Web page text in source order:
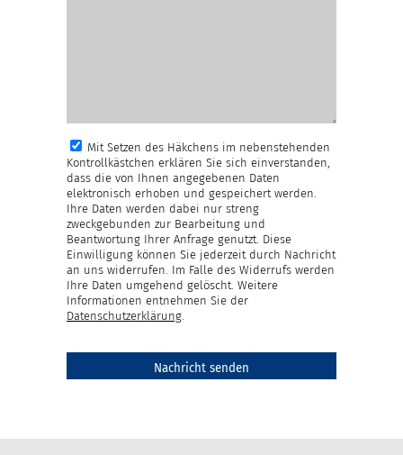
Mit Setzen des Häkchens im nebenstehenden
Kontrollkästchen erklären Sie sich einverstanden,
dass die von Ihnen angegebenen Daten
elektronisch erhoben und gespeichert werden.
Ihre Daten werden dabei nur streng
zweckgebunden zur Bearbeitung und
Beantwortung Ihrer Anfrage genutzt. Diese
Einwilligung können Sie jederzeit durch Nachricht
an uns widerrufen. Im Falle des Widerrufs werden
Ihre Daten umgehend gelöscht. Weitere
Informationen entnehmen Sie der
Datenschutzerklärung